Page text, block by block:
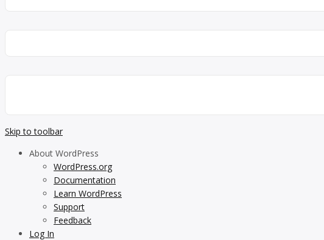
Skip to toolbar
About WordPress
WordPress.org
Documentation
Learn WordPress
Support
Feedback
Log In